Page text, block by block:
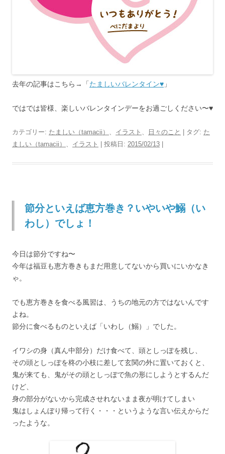
去年の記事はこちら→「たましいバレンタイン♥ 」
ではでは皆様、楽しいバレンタインデーをお過ごしください〜♥
カテゴリー: たましい（tamacii） 、 イラスト 、 日々のこと | タグ: た
ましい（tamacii） 、 イラスト | 投稿日: 2015/02/13
節分といえば恵方巻き？いやいや鰯（い
わし）でしょ！
今日は節分ですね〜
今年は福豆も恵方巻きもまだ用意してないから買いにいかなき
ゃ。
でも恵方巻きを食べる風習は、うちの地元の方ではないんです
よね。
節分に食べるものといえば「いわし（鰯）」でした。
イワシの身（真ん中部分）だけ食べて、頭としっぽを残し、
その頭としっぽを柊の小枝に差して玄関の外に置いておくと、
鬼が来ても、鬼がその頭としっぽで魚の形にしようとするんだ
けど、
身の部分がないから完成させれないまま夜が明けてしまい
鬼はしょんぼり帰って行く・・・というような言い伝えからだ
ったような。